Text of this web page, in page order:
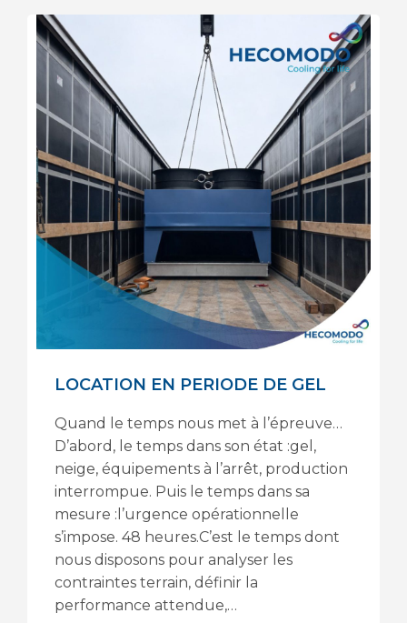
LOCATION EN PERIODE DE GEL
Quand le temps nous met à l’épreuve…
D’abord, le temps dans son état :gel,
neige, équipements à l’arrêt, production
interrompue. Puis le temps dans sa
mesure :l’urgence opérationnelle
s’impose. 48 heures.C’est le temps dont
nous disposons pour analyser les
contraintes terrain, définir la
performance attendue,…